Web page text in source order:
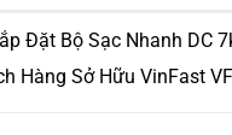
Đặt Bộ Sạc Nhanh DC
Hàng Sở Hữu VinFast